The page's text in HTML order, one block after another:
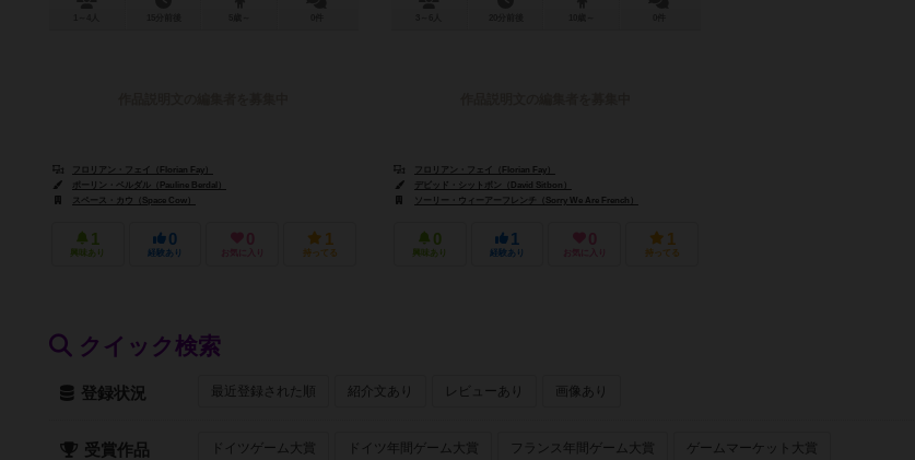
フロリアン・フェイ（Florian Fay）
ポーリン・ベルダル（Pauline Berdal）
スペース・カウ（Space Cow）
1
興味あり
0
経験あり
0
お気に入り
1
持ってる
フロリアン・フェイ（Florian Fay）
デビッド・シットボン（David Sitbon）
ソーリー・ウィーアーフレンチ（Sorry We Are French）
0
興味あり
1
経験あり
0
お気に入り
1
持ってる
クイック検索
登録状況 最近登録された順 紹介文あり レビューあり 画像あり
受賞作品 ドイツゲーム大賞 ドイツ年間ゲーム大賞 フランス年間ゲーム大賞 ゲームマーケット大賞